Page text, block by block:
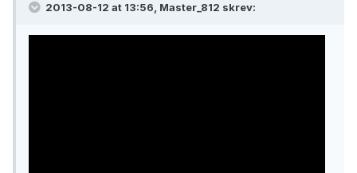
2013-08-12 at 13:56, Master_812 skrev: